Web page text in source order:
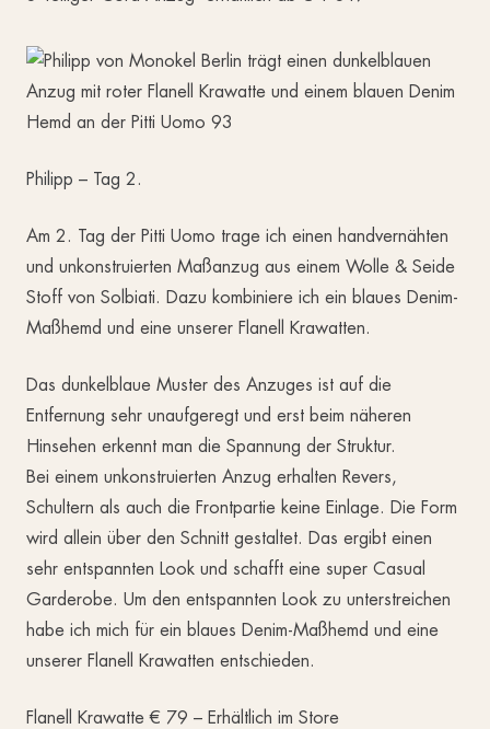
Philipp – Tag 2.
Am 2. Tag der Pitti Uomo trage ich einen handvernähten
und unkonstruierten Maßanzug aus einem Wolle & Seide
Stoff von Solbiati. Dazu kombiniere ich ein blaues Denim-
Maßhemd und eine unserer Flanell Krawatten.
Das dunkelblaue Muster des Anzuges ist auf die
Entfernung sehr unaufgeregt und erst beim näheren
Hinsehen erkennt man die Spannung der Struktur.
Bei einem unkonstruierten Anzug erhalten Revers,
Schultern als auch die Frontpartie keine Einlage. Die Form
wird allein über den Schnitt gestaltet. Das ergibt einen
sehr entspannten Look und schafft eine super Casual
Garderobe. Um den entspannten Look zu unterstreichen
habe ich mich für ein blaues Denim-Maßhemd und eine
unserer Flanell Krawatten entschieden.
Flanell Krawatte € 79 – Erhältlich im Store